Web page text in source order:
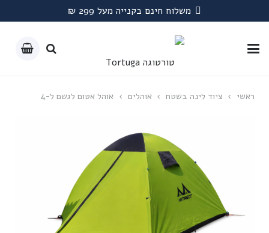
משלוח חינם בקנייה מעל 299 ₪
ראשי › ציוד לינה בשטח › אוהלים › אוהל אטום לגשם ל-4